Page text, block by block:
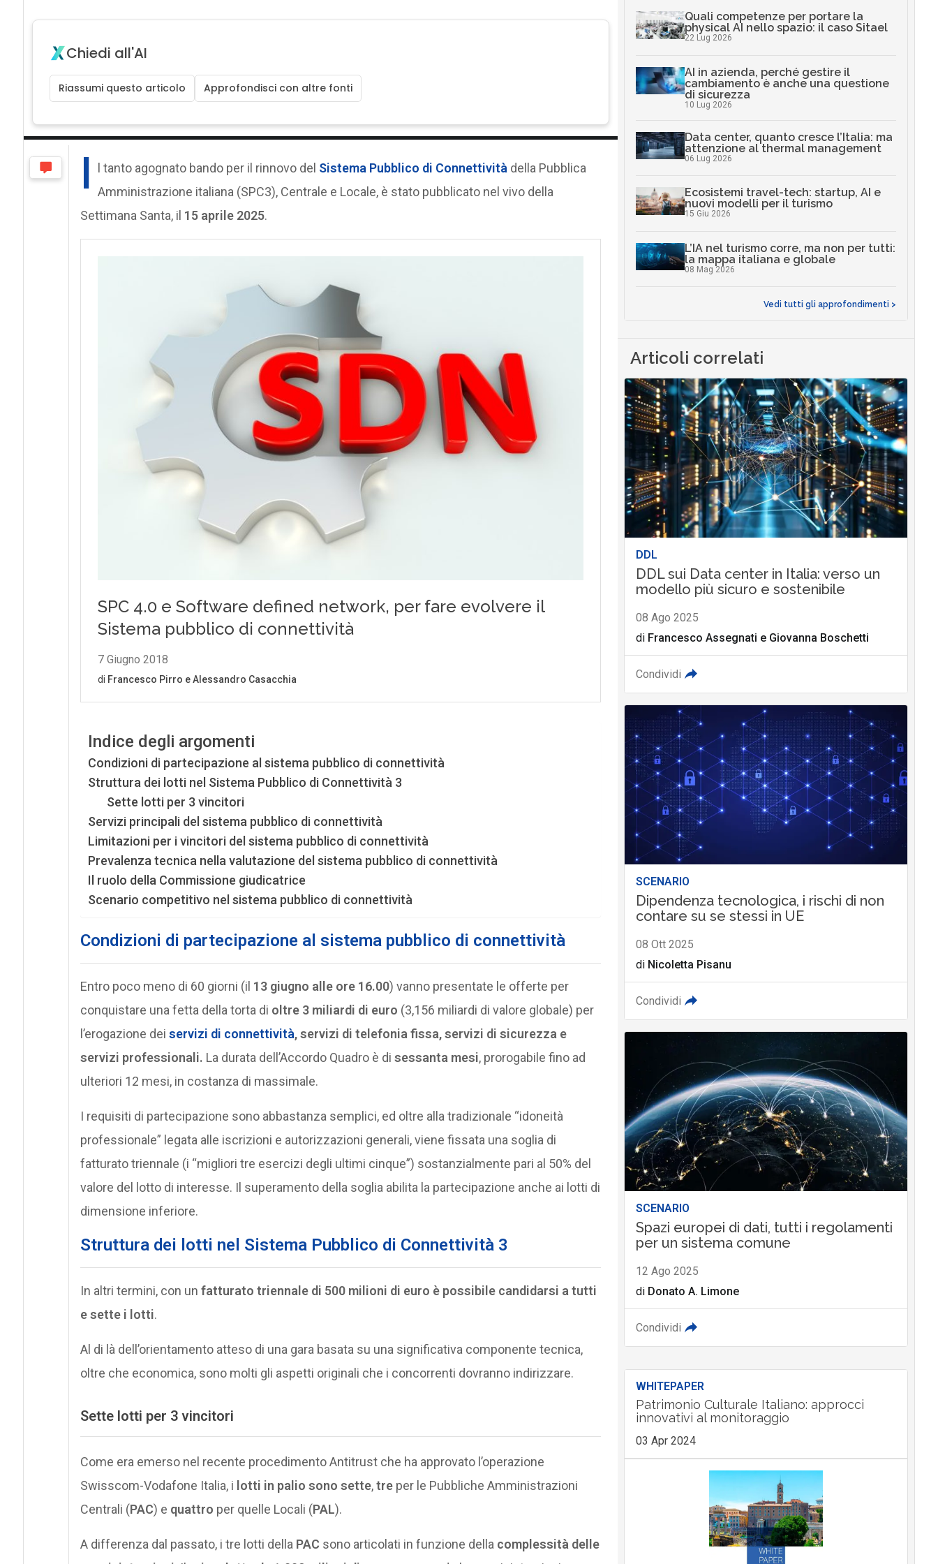
Chiedi all'AI
Riassumi questo articolo Approfondisci con altre fonti
I l tanto agognato bando per il rinnovo del Sistema Pubblico di Connettività della Pubblica
Amministrazione italiana (SPC3), Centrale e Locale, è stato pubblicato nel vivo della
Settimana Santa, il 15 aprile 2025.
Indice degli argomenti
Condizioni di partecipazione al sistema pubblico di connettività
Struttura dei lotti nel Sistema Pubblico di Connettività 3
Sette lotti per 3 vincitori
Servizi principali del sistema pubblico di connettività
Limitazioni per i vincitori del sistema pubblico di connettività
Prevalenza tecnica nella valutazione del sistema pubblico di connettività
Il ruolo della Commissione giudicatrice
Scenario competitivo nel sistema pubblico di connettività
Condizioni di partecipazione al sistema pubblico di connettività
Entro poco meno di 60 giorni (il 13 giugno alle ore 16.00) vanno presentate le offerte per
conquistare una fetta della torta di oltre 3 miliardi di euro (3,156 miliardi di valore globale) per
l’erogazione dei servizi di connettività, servizi di telefonia fissa, servizi di sicurezza e
servizi professionali. La durata dell’Accordo Quadro è di sessanta mesi, prorogabile fino ad
ulteriori 12 mesi, in costanza di massimale.
I requisiti di partecipazione sono abbastanza semplici, ed oltre alla tradizionale “idoneità
professionale” legata alle iscrizioni e autorizzazioni generali, viene fissata una soglia di
fatturato triennale (i “migliori tre esercizi degli ultimi cinque”) sostanzialmente pari al 50% del
valore del lotto di interesse. Il superamento della soglia abilita la partecipazione anche ai lotti di
dimensione inferiore.
Struttura dei lotti nel Sistema Pubblico di Connettività 3
In altri termini, con un fatturato triennale di 500 milioni di euro è possibile candidarsi a tutti
e sette i lotti.
Al di là dell’orientamento atteso di una gara basata su una significativa componente tecnica,
oltre che economica, sono molti gli aspetti originali che i concorrenti dovranno indirizzare.
Sette lotti per 3 vincitori
Come era emerso nel recente procedimento Antitrust che ha approvato l’operazione
Swisscom-Vodafone Italia, i lotti in palio sono sette,treper le Pubbliche Amministrazioni
Centrali (PAC) e quattro per quelle Locali (PAL).
A differenza dal passato, i tre lotti della PAC sono articolati in funzione della complessità delle
Quali competenze per portare la
physical AI nello spazio: il caso Sitael
22 Lug 2026
AI in azienda, perché gestire il
cambiamento è anche una questione
di sicurezza
10 Lug 2026
Data center, quanto cresce l’Italia: ma
attenzione al thermal management
06 Lug 2026
Ecosistemi travel-tech: startup, AI e
nuovi modelli per il turismo
15 Giu 2026
L’IA nel turismo corre, ma non per tutti:
la mappa italiana e globale
08 Mag 2026
Vedi tutti gli approfondimenti >
Articoli correlati
DDL
DDL sui Data center in Italia: verso un
modello più sicuro e sostenibile
08 Ago 2025
di Francesco Assegnati e Giovanna Boschetti
Condividi
SCENARIO
Dipendenza tecnologica, i rischi di non
contare su se stessi in UE
08 Ott 2025
di Nicoletta Pisanu
Condividi
SCENARIO
Spazi europei di dati, tutti i regolamenti
per un sistema comune
12 Ago 2025
di Donato A. Limone
Condividi
WHITEPAPER
Patrimonio Culturale Italiano: approcci
innovativi al monitoraggio
03 Apr 2024